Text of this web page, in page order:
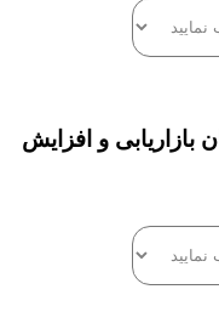
بازاریابی و افزایش